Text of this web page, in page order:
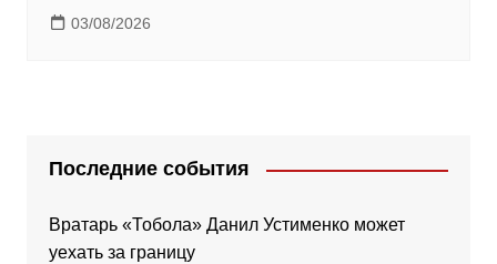
03/08/2026
Последние события
Вратарь «Тобола» Данил Устименко может
уехать за границу